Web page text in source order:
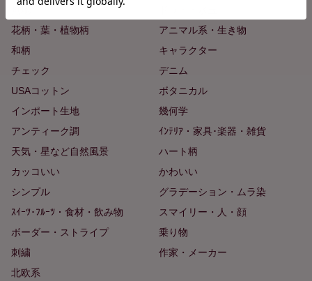
花柄・葉・植物柄
アニマル系・生き物
和柄
キャラクター
チェック
デニム
USAコットン
ボタニカル
インポート生地
幾何学
アンティーク調
ｲﾝﾃﾘｱ・家具･楽器・雑貨
天気・星など自然風景
ハート柄
カッコいい
かわいい
シンプル
グラデーション・ムラ染
ｽｲｰﾂ･ﾌﾙｰﾂ・食材・飲み物
スマイリー・人・顔
ボーダー・ストライプ
乗り物
刺繍
作家・メーカー
北欧系